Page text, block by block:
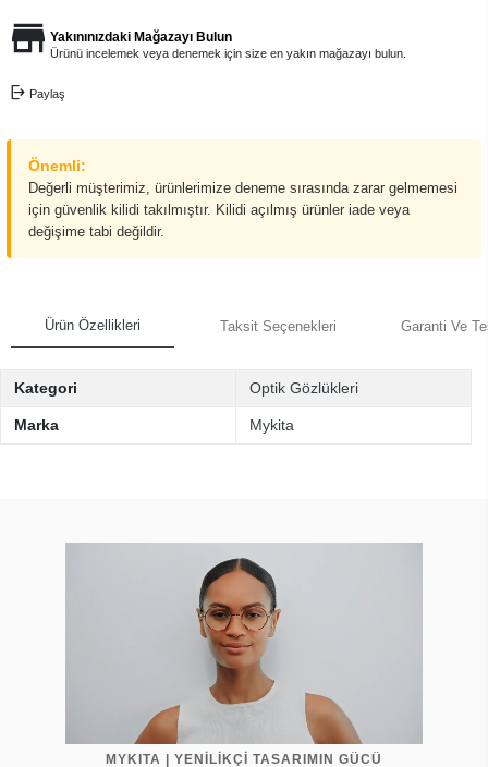
Yakınınızdaki Mağazayı Bulun
Ürünü incelemek veya denemek için size en yakın mağazayı bulun.
Paylaş
Önemli:
Değerli müşterimiz, ürünlerimize deneme sırasında zarar gelmemesi
için güvenlik kilidi takılmıştır. Kilidi açılmış ürünler iade veya
değişime tabi değildir.
Ürün Özellikleri Taksit Seçenekleri Garanti Ve
Kategori Optik Gözlükleri
Marka Mykita
MYKITA | YENİLİKÇİ TASARIMIN GÜCÜ